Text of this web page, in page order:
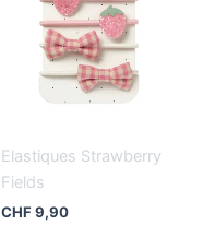
Elastiques Strawberry
Fields
CHF9,90